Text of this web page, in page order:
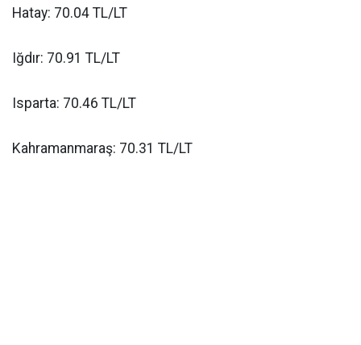
Hatay: 70.04 TL/LT
Iğdır: 70.91 TL/LT
Isparta: 70.46 TL/LT
Kahramanmaraş: 70.31 TL/LT